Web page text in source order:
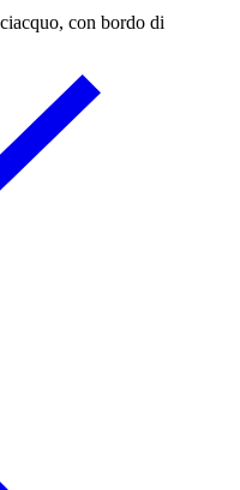
con bordo di